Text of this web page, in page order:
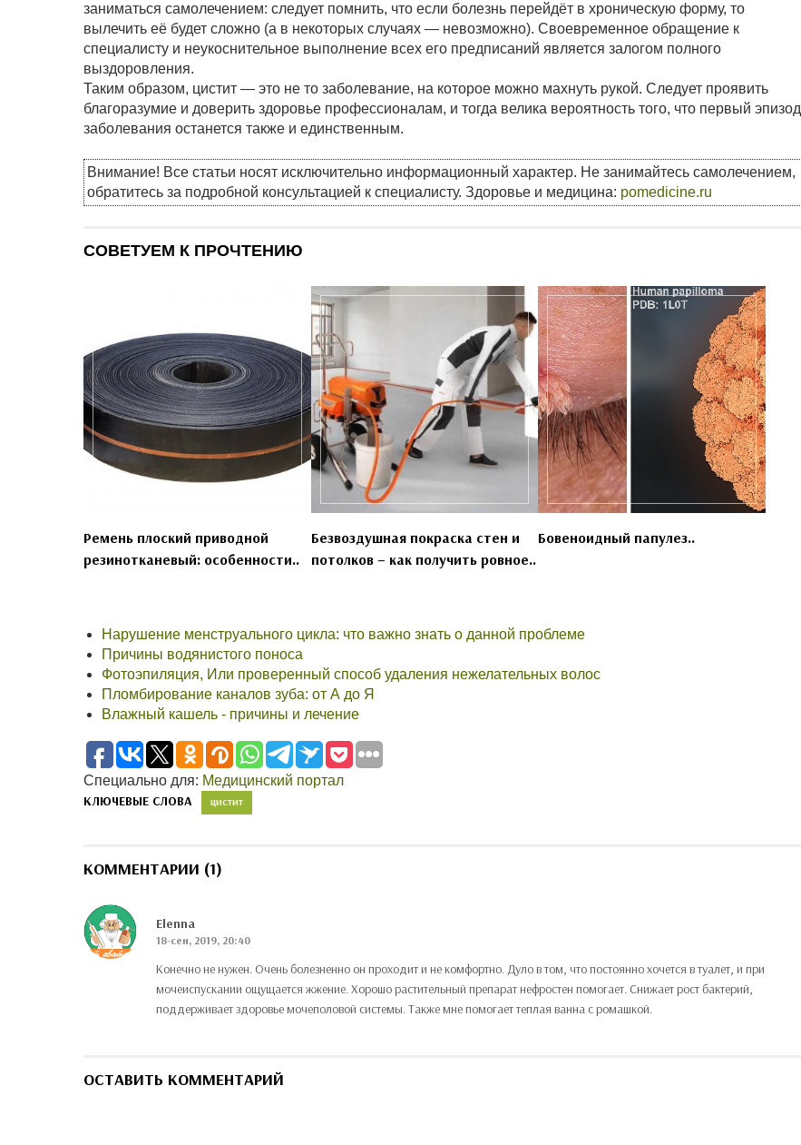
заниматься самолечением: следует помнить, что если болезнь перейдёт в хроническую форму, то
вылечить её будет сложно (а в некоторых случаях — невозможно). Своевременное обращение к
специалисту и неукоснительное выполнение всех его предписаний является залогом полного
выздоровления.
Таким образом, цистит — это не то заболевание, на которое можно махнуть рукой. Следует проявить
благоразумие и доверить здоровье профессионалам, и тогда велика вероятность того, что первый эпизод
заболевания останется также и единственным.
Внимание! Все статьи носят исключительно информационный характер. Не занимайтесь самолечением,
обратитесь за подробной консультацией к специалисту. Здоровье и медицина: pomedicine.ru
СОВЕТУЕМ К ПРОЧТЕНИЮ
Ремень плоский приводной
резинотканевый: особенности..
Безвоздушная покраска стен и
потолков – как получить ровное..
Бовеноидный папулез..
Нарушение менструального цикла: что важно знать о данной проблеме
Причины водянистого поноса
Фотоэпиляция, Или проверенный способ удаления нежелательных волос
Пломбирование каналов зуба: от А до Я
Влажный кашель - причины и лечение
Специально для: Медицинский портал
КЛЮЧЕВЫЕ СЛОВА ЦИСТИТ
КОММЕНТАРИИ (1)
Elenna
18-сен, 2019, 20:40
Конечно не нужен. Очень болезненно он проходит и не комфортно. Дуло в том, что постоянно хочется в туалет, и при
мочеиспускании ощущается жжение. Хорошо растительный препарат нефростен помогает. Снижает рост бактерий,
поддерживает здоровье мочеполовой системы. Также мне помогает теплая ванна с ромашкой.
ОСТАВИТЬ КОММЕНТАРИЙ